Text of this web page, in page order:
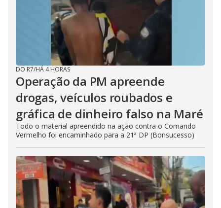
DO R7/HÁ 4 HORAS
Operação da PM apreende
drogas, veículos roubados e
gráfica de dinheiro falso na Maré
Todo o material apreendido na ação contra o Comando
Vermelho foi encaminhado para a 21ª DP (Bonsucesso)